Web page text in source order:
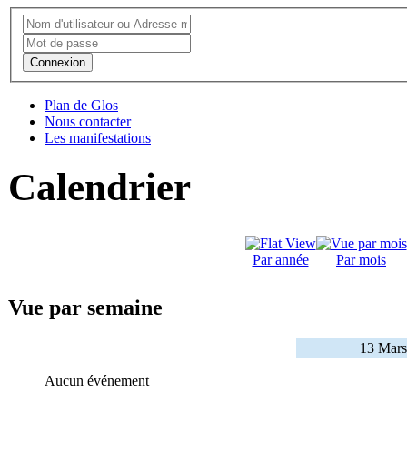
Connexion
Plan de Glos
Nous contacter
Les manifestations
Calendrier
Par année Par mois
Vue par semaine
13
Aucun événement